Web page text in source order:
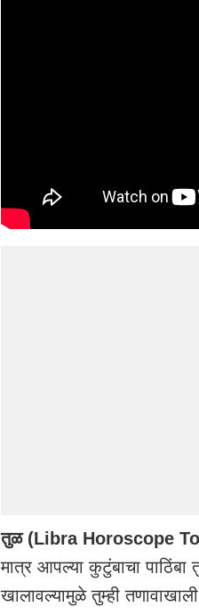
तुळ (Libra Horoscope
मात्र आपल्या कुटुंबाचा
खालावल्यामुळे तुम्ही